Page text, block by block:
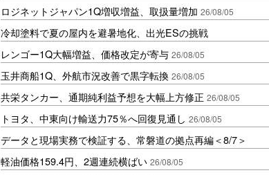
ロジネットジャパン1Q増収増益、取扱量増加 26/08/05
冷却塗料で夏の屋内を避暑地化、出光ESの挑戦
レンゴー1Q大幅増益、価格改定が寄与 26/08/05
玉井商船1Q、外航市況改善で黒字転換 26/08/05
共栄タンカー、通期純利益予想を大幅上方修正 26/08/05
トヨタ、中東向け輸送力75％へ回復見通し 26/08/05
データと現場実務で検証する、常磐道の拠点再編＜8/7＞
軽油価格159.4円、2週連続横ばい 26/08/05